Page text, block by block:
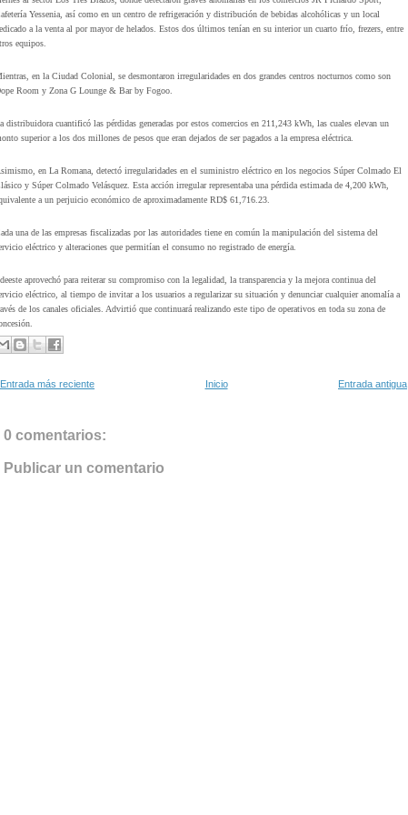
Yessenia, así como en un centro de refrigeración y distribución de bebidas alcohólicas y un local
a la venta al por mayor de helados. Estos dos últimos tenían en su interior un cuarto frío, frezers, entre
equipos.
en la Ciudad Colonial, se desmontaron irregularidades en dos grandes centros nocturnos como son
Room y Zona G Lounge & Bar by Fogoo.
distribuidora cuantificó las pérdidas generadas por estos comercios en 211,243 kWh, las cuales elevan un
superior a los dos millones de pesos que eran dejados de ser pagados a la empresa eléctrica.
en La Romana, detectó irregularidades en el suministro eléctrico en los negocios Súper Colmado El
y Súper Colmado Velásquez. Esta acción irregular representaba una pérdida estimada de 4,200 kWh,
a un perjuicio económico de aproximadamente RD$ 61,716.23.
una de las empresas fiscalizadas por las autoridades tiene en común la manipulación del sistema del
eléctrico y alteraciones que permitían el consumo no registrado de energía.
aprovechó para reiterar su compromiso con la legalidad, la transparencia y la mejora continua del
eléctrico, al tiempo de invitar a los usuarios a regularizar su situación y denunciar cualquier anomalía a
de los canales oficiales. Advirtió que continuará realizando este tipo de operativos en toda su zona de
Entrada más reciente Entrada antigua
Inicio
0 comentarios:
Publicar un comentario